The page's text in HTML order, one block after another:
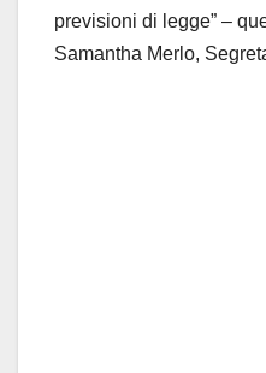
previsioni di legge” –
Samantha Merlo,